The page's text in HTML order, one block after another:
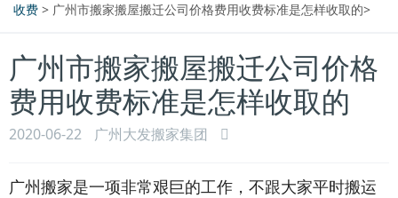
收费 > 广州市搬家搬屋搬迁公司价格费用收费标准是怎样收取的>
广州市搬家搬屋搬迁公司价格
费用收费标准是怎样收取的
2020-06-22 广州大发搬家集团
广州搬家是一项非常艰巨的工作，不跟大家平时搬运